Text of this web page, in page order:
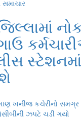
સ્ટેશનમાં